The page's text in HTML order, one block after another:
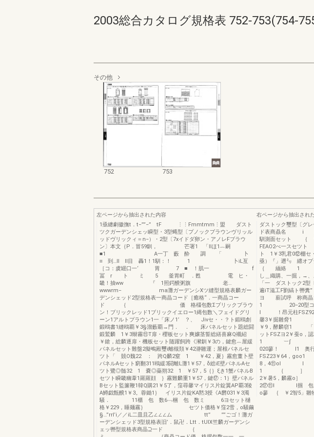
2003総合カタログ規格表 752-753(754-
その他
752 753
左ページから抽出された内容
1亟纏劇徽撫t．t−””−” tF ⋮⋮Fmmtmm⋮盟 ダスト
ツクガーデンシェッ瞬型・3型蝿型〔プノックブラウンヴリッル
ッドヴリックィ＝n−）・2型〔7xイドダ卵ン・アノレFブラウ
ン〕本文｛P．冒59釧， 芒署1 「llほ1︷嗣
■1 A一丁 藪 酔 調 「 卜
≡ 到…ll ll目 轟1！1馴：！ 1 卜iL亙
［コ：虞罎口一‘ 胃 7 ■ ！肌一 f
冨 r ト ミ 5 釜胃町 ．甦 電 ヒ・
畿！抽ww 『 1照鍔醗粥旗 老…
wwwrm− ma灘ガーデンシXツ縫型規格表麟ガー
デンシェッド2型規格表一商晶コード［癒格“．一商晶コー
ド ｛ 価 格橿包数Σブリックブラウ
ン！ブリックレッド1ブリックイエロー1縄包数＼フェイドグリ
ーン1アルトプラウン1一「床ノ1’ ？、 Jivセ・・？ト鍛鴎創
鍛鴎書1縫鴎覇￥3§溜藪覇→門． ． 床バネルセット題総闘
鍛鷲麟 1￥3辮霧⑪T扉・櫻板セット爽嬢茎誓総繕喜麻Q襯紹
￥鎗，総麟逐扉・機板セット随躍飼跨《瀦釧￥3の，鍵愈︷屋緩
パネルセット難盤2擬鴫殿璽i離槻頚￥42瀞雛運；屋根パネルセ
ツト「 競O魏22 ： 跨Q麟2窒 1 ￥42，夏｝霧愈董卜壁
パネルAセット窮翻311鴎緩3闘離L灘1￥57，δ総iE壁パネルAセ
ツト鷺◎髄32 1 嚢◎蘂朔32 1 ￥57，5｛｝ξき1蟹パネルB
セツト瞬畿幽葦1羅羅顔 ｝霧難麟重1￥57，鍵⑰：1｝壁バネル
Bセット監簾鞭1韓Q購21￥5了，窪尋馨マイリス片錠翼AP覇3陵
A鱒戯甑醗1￥3。蓉鋤1｝ イリス片錠KA黙3授《A欝031￥3濁
騒． 11櫃 包 数6﹁梱 包 数ミ 6ヨセット樋
格￥229，睡麺霧｝ セツト価格￥窪2雪，o騒繭
§…”rrl’i／／iL二皿且乙∠∠∠ム tt” ””ごゴ！灘ガ
ーデンシェッド3型規格表旧’．鼠卍．Ltt．tUIX竺麟ガーデンシ
ェッ轡型規格表商晶⊇一ド ｛
右ページから抽出され
ダストック璽型〔グ
ド表商贔名 i
馴測面セット ｛
FEAO2べ一スセツ
ト 1￥3乳君0⑫棚セ
亟）『」遡㍉ 纒オ
｛ 緬絡 1 鏑考
し＿織購、一掘，→
「一 ダストック2型
遍iT滋工F劉縞ト
ヨ 薪試呼 称商
1 20−20型コー
l ！昂元柱
馨3￥掘雛脅
￥9，酵麟
ットFSZヨ2￥蚕o
1 ︸∫ 1 奥行
020蓼！ l1 奥行
FSZ23￥64，
8，4⑪ol l 1後部
1 ｛ ］ 1
2￥暑5，麟霧o
2⑰⑪l l掴 包
o蓼 ｛ ￥2智5」雛